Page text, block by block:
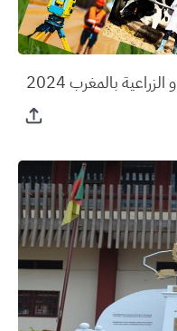
بالمغرب 2024